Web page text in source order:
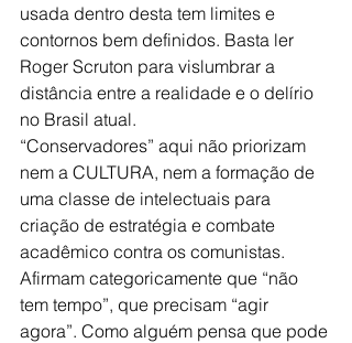
usada dentro desta tem limites e
contornos bem definidos. Basta ler
Roger Scruton para vislumbrar a
distância entre a realidade e o delírio
no Brasil atual.
“Conservadores” aqui não priorizam
nem a CULTURA, nem a formação de
uma classe de intelectuais para
criação de estratégia e combate
acadêmico contra os comunistas.
Afirmam categoricamente que “não
tem tempo”, que precisam “agir
agora”. Como alguém pensa que pode